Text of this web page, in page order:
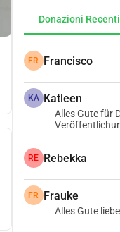
Donazioni Recenti
FR Francisco
KA Katleen
Alles Gute für
RE Rebekka
FR Frauke
Alles Gute